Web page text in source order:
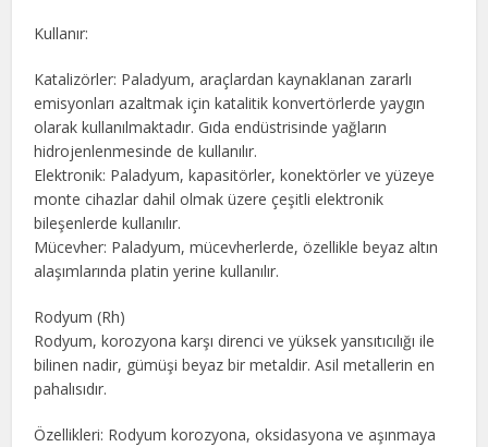
Kullanır:
Katalizörler: Paladyum, araçlardan kaynaklanan zararlı
emisyonları azaltmak için katalitik konvertörlerde yaygın
olarak kullanılmaktadır. Gıda endüstrisinde yağların
hidrojenlenmesinde de kullanılır.
Elektronik: Paladyum, kapasitörler, konektörler ve yüzeye
monte cihazlar dahil olmak üzere çeşitli elektronik
bileşenlerde kullanılır.
Mücevher: Paladyum, mücevherlerde, özellikle beyaz altın
alaşımlarında platin yerine kullanılır.
Rodyum (Rh)
Rodyum, korozyona karşı direnci ve yüksek yansıtıcılığı ile
bilinen nadir, gümüşi beyaz bir metaldir. Asil metallerin en
pahalısıdır.
Özellikleri: Rodyum korozyona, oksidasyona ve aşınmaya